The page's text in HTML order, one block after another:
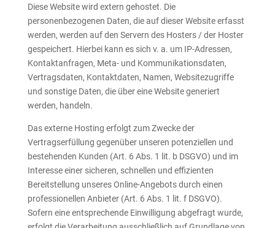
Diese Website wird extern gehostet. Die
personenbezogenen Daten, die auf dieser Website erfasst
werden, werden auf den Servern des Hosters / der Hoster
gespeichert. Hierbei kann es sich v. a. um IP-Adressen,
Kontaktanfragen, Meta- und Kommunikationsdaten,
Vertragsdaten, Kontaktdaten, Namen, Websitezugriffe
und sonstige Daten, die über eine Website generiert
werden, handeln.
Das externe Hosting erfolgt zum Zwecke der
Vertragserfüllung gegenüber unseren potenziellen und
bestehenden Kunden (Art. 6 Abs. 1 lit. b DSGVO) und im
Interesse einer sicheren, schnellen und effizienten
Bereitstellung unseres Online-Angebots durch einen
professionellen Anbieter (Art. 6 Abs. 1 lit. f DSGVO).
Sofern eine entsprechende Einwilligung abgefragt wurde,